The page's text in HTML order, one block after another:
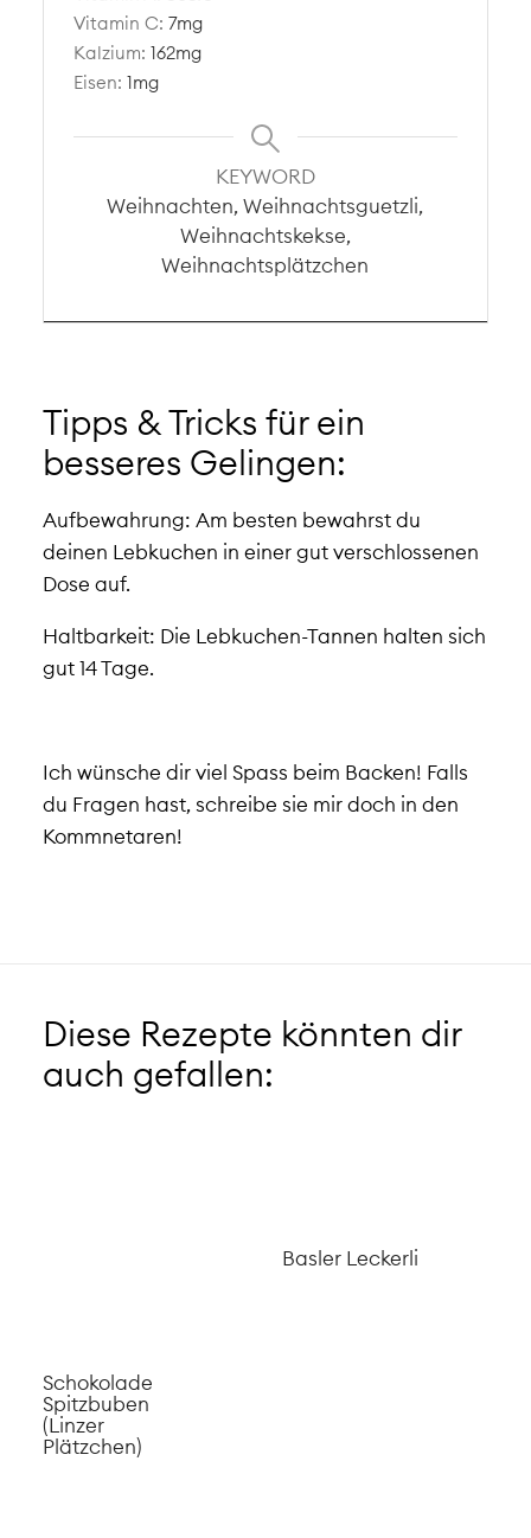
Vitamin C:7mg
Kalzium:162mg
Eisen:1mg
KEYWORD
Weihnachten, Weihnachtsguetzli,
Weihnachtskekse,
Weihnachtsplätzchen
Tipps & Tricks für ein
besseres Gelingen:
Aufbewahrung: Am besten bewahrst du
deinen Lebkuchen in einer gut verschlossenen
Dose auf.
Haltbarkeit: Die Lebkuchen-Tannen halten sich
gut 14 Tage.
Ich wünsche dir viel Spass beim Backen! Falls
du Fragen hast, schreibe sie mir doch in den
Kommnetaren!
Diese Rezepte könnten dir
auch gefallen:
Schokolade
Spitzbuben
(Linzer
Plätzchen)
Basler Leckerli